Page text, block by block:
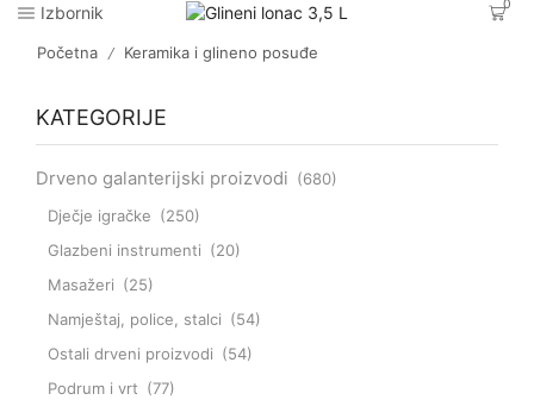
Izbornik 0
Početna / Keramika i glineno posuđe
KATEGORIJE
Drveno galanterijski proizvodi (680)
Dječje igračke (250)
Glazbeni instrumenti (20)
Masažeri (25)
Namještaj, police, stalci (54)
Ostali drveni proizvodi (54)
Podrum i vrt (77)